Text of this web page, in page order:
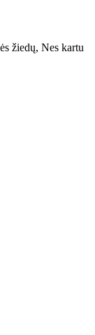
žiedų, Nes kartu